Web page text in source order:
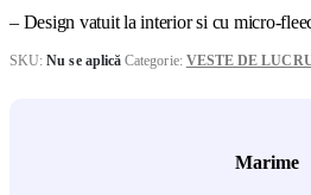
– Design vatuit la interior si cu micro-
SKU:Nu se aplică Categorie: VESTE DE
Marime